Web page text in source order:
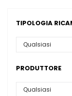
TIPOLOGIA
PRODUTTORE